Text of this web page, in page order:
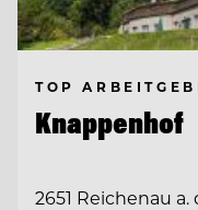
TOP
Knappenhof
2651 Reichenau a.